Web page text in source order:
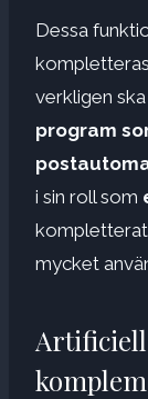
Dessa
verkligen
program
i sin roll som
kompletterat
mycket